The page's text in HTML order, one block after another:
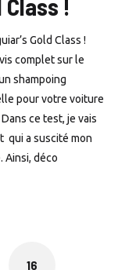
Class !
Gold Class !
complet sur le
shampoing
pour votre voiture
ce test, je vais
qui a suscité mon
Ainsi, déco
16